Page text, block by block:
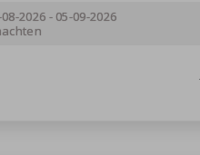
2026 - 05-09-2026